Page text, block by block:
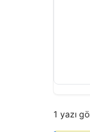
1 yazı